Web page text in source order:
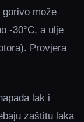
gorivo može
-30°C, a ulje
Provjera
lak i
zaštitu laka